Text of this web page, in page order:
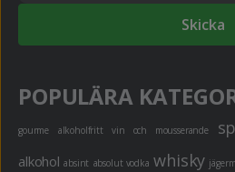
Skicka
POPULÄRA
gourme alkoholfritt vin och mousserande
alkohol absint absolut vodka whisky